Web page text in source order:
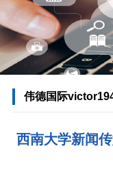
伟德国际
西南大学新闻